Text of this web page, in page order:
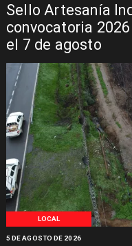
Sello Artesanía
convocatoria
el 7 de agosto
LOCAL
5 DE AGOSTO DE 2026